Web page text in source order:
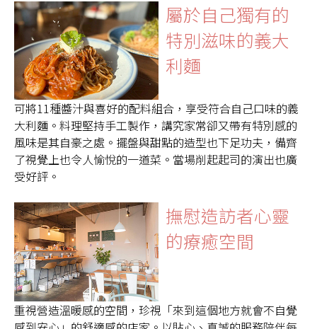
屬於自己獨有的
特別滋味的義大
利麵
可將11種醬汁與喜好的配料組合，享受符合自己口味的義
大利麵。料理堅持手工製作，講究家常卻又帶有特別感的
風味是其自豪之處。擺盤與甜點的造型也下足功夫，備齊
了視覺上也令人愉悅的一道菜。當場削起起司的演出也廣
受好評。
撫慰造訪者心靈
的療癒空間
重視營造溫暖感的空間，珍視「來到這個地方就會不自覺